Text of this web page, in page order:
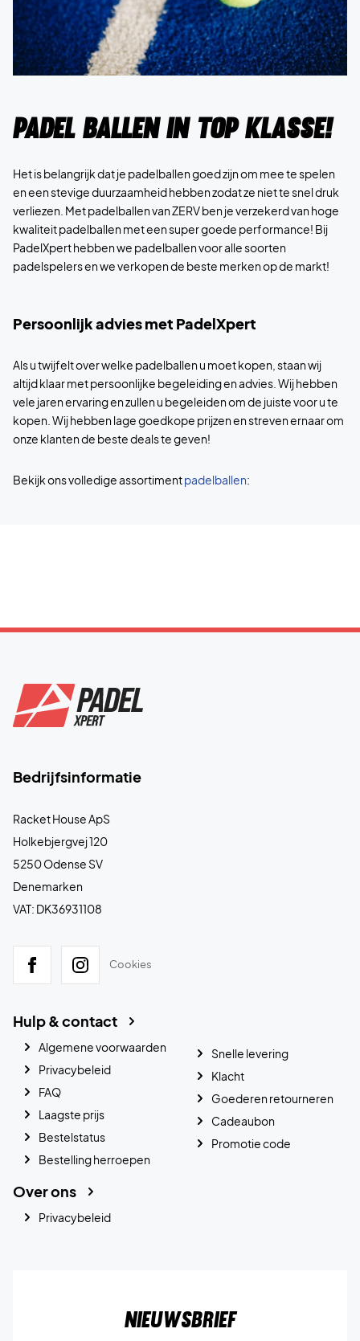
Padel ballen in top klasse!
Het is belangrijk dat je padelballen goed zijn om mee te spelen
en een stevige duurzaamheid hebben zodat ze niet te snel druk
verliezen. Met padelballen van ZERV ben je verzekerd van hoge
kwaliteit padelballen met een super goede performance! Bij
PadelXpert hebben we padelballen voor alle soorten
padelspelers en we verkopen de beste merken op de markt!
Persoonlijk advies met PadelXpert
Als u twijfelt over welke padelballen u moet kopen, staan wij
altijd klaar met persoonlijke begeleiding en advies. Wij hebben
vele jaren ervaring en zullen u begeleiden om de juiste voor u te
kopen. Wij hebben lage goedkope prijzen en streven ernaar om
onze klanten de beste deals te geven!
Bekijk ons volledige assortimentpadelballen:
Bedrijfsinformatie
Racket House ApS
Holkebjergvej 120
5250 Odense SV
Denemarken
VAT: DK36931108
Cookies
Hulp & contact
Algemene voorwaarden
Privacybeleid
FAQ
Laagste prijs
Bestelstatus
Bestelling herroepen
Snelle levering
Klacht
Goederen retourneren
Cadeaubon
Promotie code
Over ons
Privacybeleid
Nieuwsbrief